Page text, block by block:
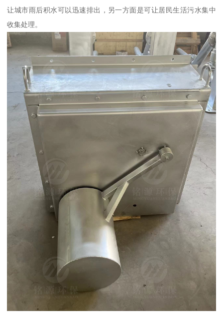
让城市雨后积水可以迅速排出，另一方面是可让居民生活污水集中
收集处理。